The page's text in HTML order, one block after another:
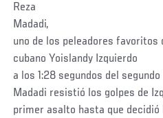
Reza
Madadi,
uno de los peleadores favoritos
cubano Yoislandy Izquierdo
a los 1:28 segundos del
Madadi resistió los golpes de
primer asalto hasta que